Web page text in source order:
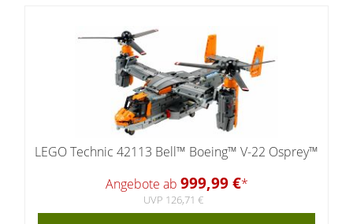
LEGO Technic 42113 Bell™ Boeing™ V-22 Osprey™
Angebote ab 999,99 €*
UVP 126,71 €